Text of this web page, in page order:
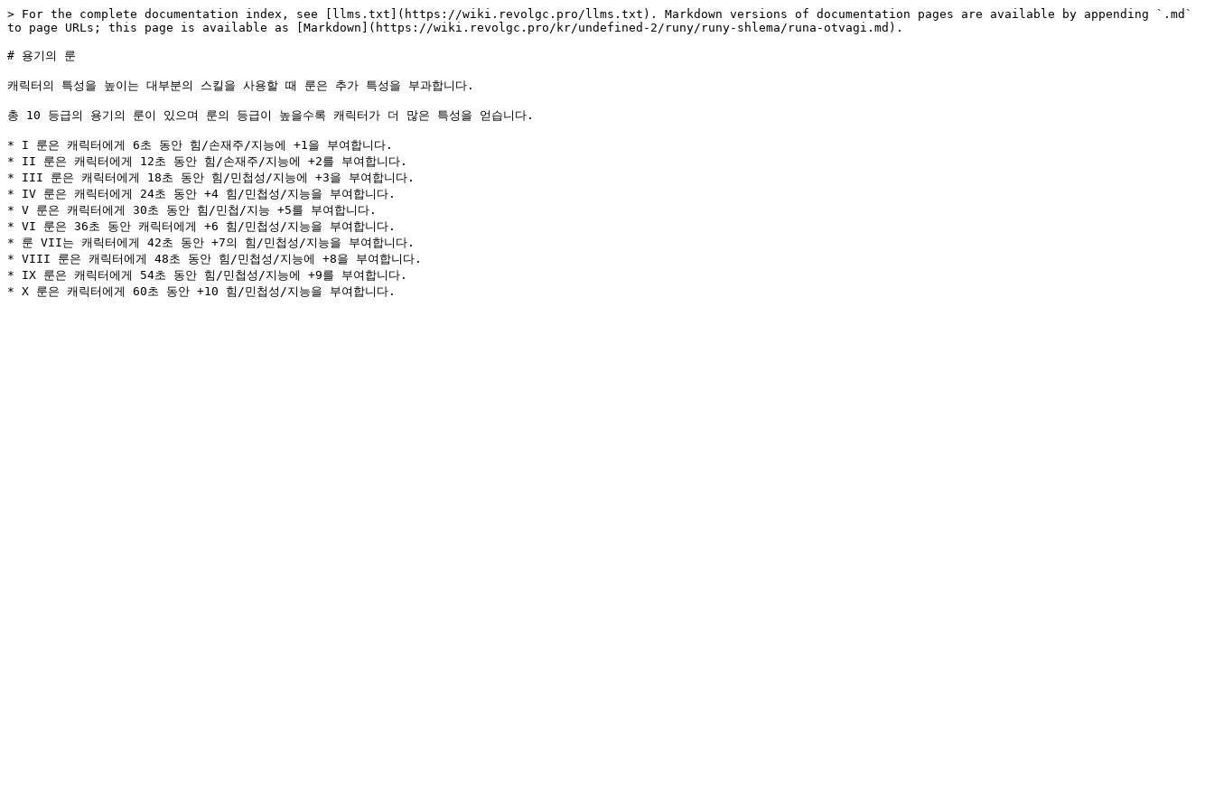
> For the complete documentation index, see [llms.txt](https://wiki.revolgc.pro/llms.txt). Markdown versions of documentation pages are available by appending `.md`
to page URLs; this page is available as [Markdown](https://wiki.revolgc.pro/kr/undefined-2/runy/runy-shlema/runa-otvagi.md).
# 용기의 룬
캐릭터의 특성을 높이는 대부분의 스킬을 사용할 때 룬은 추가 특성을 부과합니다.
총 10 등급의 용기의 룬이 있으며 룬의 등급이 높을수록 캐릭터가 더 많은 특성을 얻습니다.
* I 룬은 캐릭터에게 6초 동안 힘/손재주/지능에 +1을 부여합니다.
* II 룬은 캐릭터에게 12초 동안 힘/손재주/지능에 +2를 부여합니다.
* III 룬은 캐릭터에게 18초 동안 힘/민첩성/지능에 +3을 부여합니다.
* IV 룬은 캐릭터에게 24초 동안 +4 힘/민첩성/지능을 부여합니다.
* V 룬은 캐릭터에게 30초 동안 힘/민첩/지능 +5를 부여합니다.
* VI 룬은 36초 동안 캐릭터에게 +6 힘/민첩성/지능을 부여합니다.
* 룬 VII는 캐릭터에게 42초 동안 +7의 힘/민첩성/지능을 부여합니다.
* VIII 룬은 캐릭터에게 48초 동안 힘/민첩성/지능에 +8을 부여합니다.
* IX 룬은 캐릭터에게 54초 동안 힘/민첩성/지능에 +9를 부여합니다.